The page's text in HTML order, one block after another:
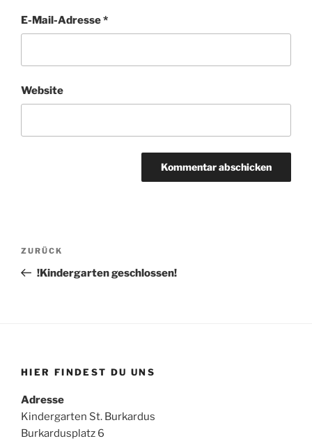
E-Mail-Adresse*
Website
Beitragsnavigation
Vorheriger
Beitrag
ZURÜCK
!Kindergarten geschlossen!
HIER FINDEST DU UNS
Adresse
Kindergarten St. Burkardus
Burkardusplatz 6